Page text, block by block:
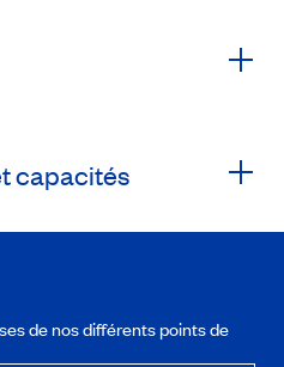
capacités
de nos différents points de